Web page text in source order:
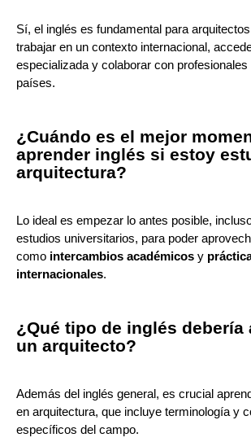
Sí, el inglés es fundamental para
trabajar en un contexto internacional,
especializada y colaborar con profesionales
países.
¿Cuándo es el mejor
aprender inglés si estoy
arquitectura?
Lo ideal es empezar lo antes posible,
estudios universitarios, para poder
como intercambios académicos y
internacionales.
¿Qué tipo de inglés debería
un arquitecto?
Además del inglés general, es crucial
en arquitectura, que incluye terminología y
específicos del campo.